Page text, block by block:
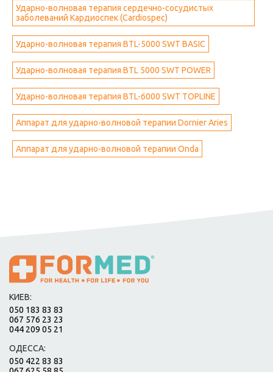
Ударно-волновая терапия сердечно-сосудистых
заболеваний Кардиоспек (Cardiospec)
Ударно-волновая терапия BTL-5000 SWT BASIC
Ударно-волновая терапия BTL 5000 SWT POWER
Ударно-волновая терапия BTL-6000 SWT TOPLINE
Аппарат для ударно-волновой терапии Dornier Aries
Аппарат для ударно-волновой терапии Оnda
КИЕВ:
050 183 83 83
067 576 23 23
044 209 05 21
ОДЕССА:
050 422 83 83